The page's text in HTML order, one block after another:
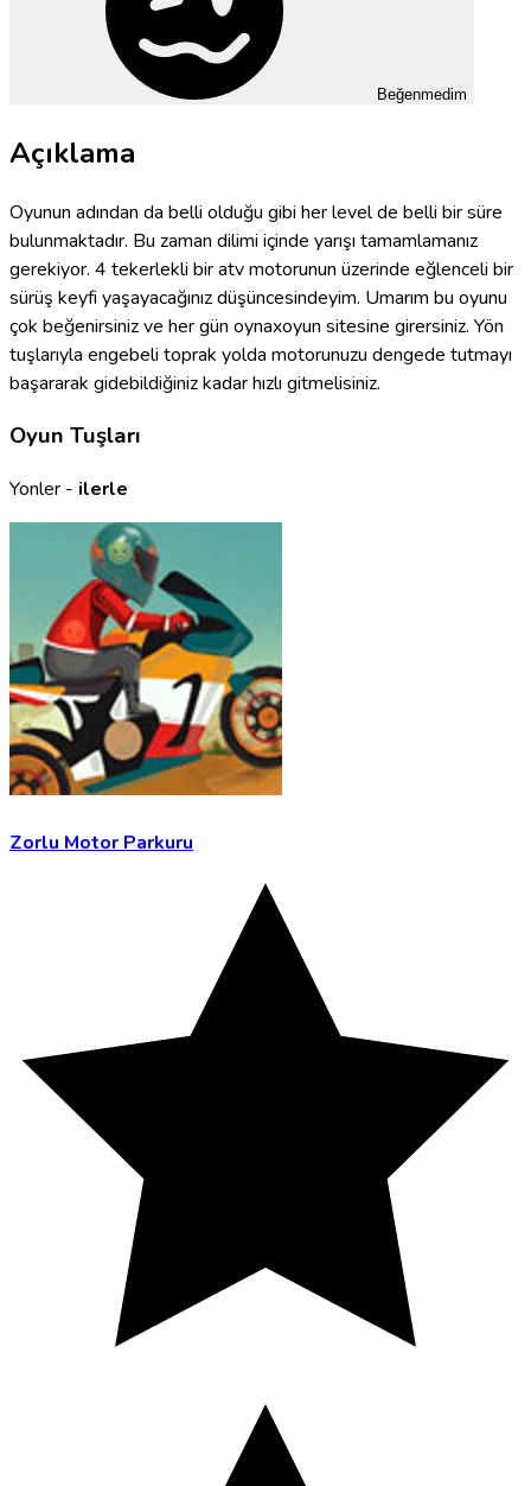
Beğenmedim
Açıklama
Oyunun adından da belli olduğu gibi her level de belli bir süre
bulunmaktadır. Bu zaman dilimi içinde yarışı tamamlamanız
gerekiyor. 4 tekerlekli bir atv motorunun üzerinde eğlenceli bir
sürüş keyfi yaşayacağınız düşüncesindeyim. Umarım bu oyunu
çok beğenirsiniz ve her gün oynaxoyun sitesine girersiniz. Yön
tuşlarıyla engebeli toprak yolda motorunuzu dengede tutmayı
başararak gidebildiğiniz kadar hızlı gitmelisiniz.
Oyun Tuşları
Yonler - ilerle
Zorlu Motor Parkuru